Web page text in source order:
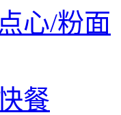
心/粉面
餐